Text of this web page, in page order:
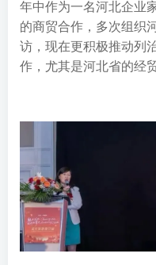
年中作为一名河北企业
的商贸合作，多次组织
访，现在更积极推动列
作，尤其是河北省的经贸